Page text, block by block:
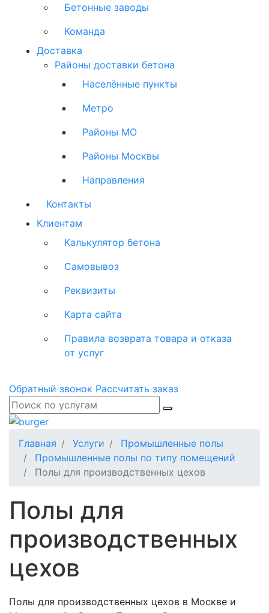
Бетонные заводы
Команда
Доставка
Районы доставки бетона
Населённые пункты
Метро
Районы МО
Районы Москвы
Направления
Контакты
Клиентам
Калькулятор бетона
Самовывоз
Реквизиты
Карта сайта
Правила возврата товара и отказа
от услуг
Обратный звонок Рассчитать заказ
Главная Услуги
Промышленные полы
Промышленные полы по типу помещений
Полы для производственных цехов
Полы для
производственных
цехов
Полы для производственных цехов в Москве и